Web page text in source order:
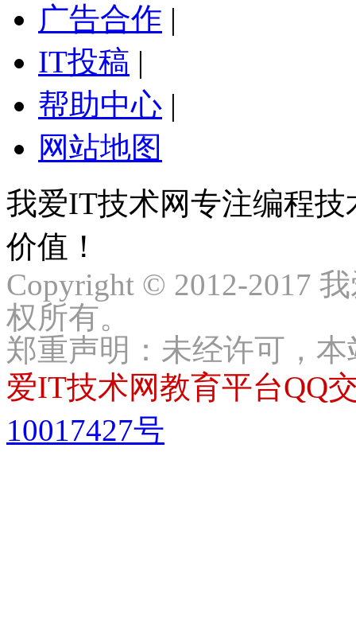
广告合作 |
IT投稿 |
帮助中心 |
网站地图
我爱IT技术网专注编程
价值！
Copyright © 2012-2017
权所有。
郑重声明：未经许可，
爱IT技术网教育平台QQ
10017427号